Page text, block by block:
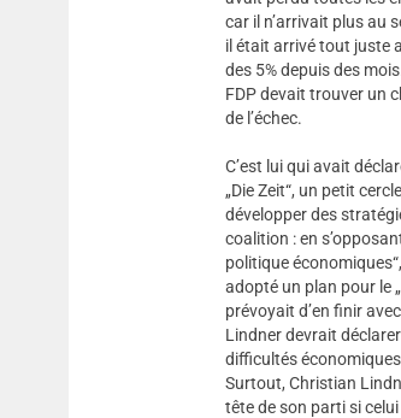
car il n’arrivait plus au
il était arrivé tout juste
des 5% depuis des
FDP devait trouver un
de l’échec.
C’est lui qui avait
„Die Zeit“, un petit
développer des
coalition : en
politique
adopté un plan pour le
prévoyait d’en finir
Lindner devrait
difficultés
Surtout, Christian
tête de son parti si